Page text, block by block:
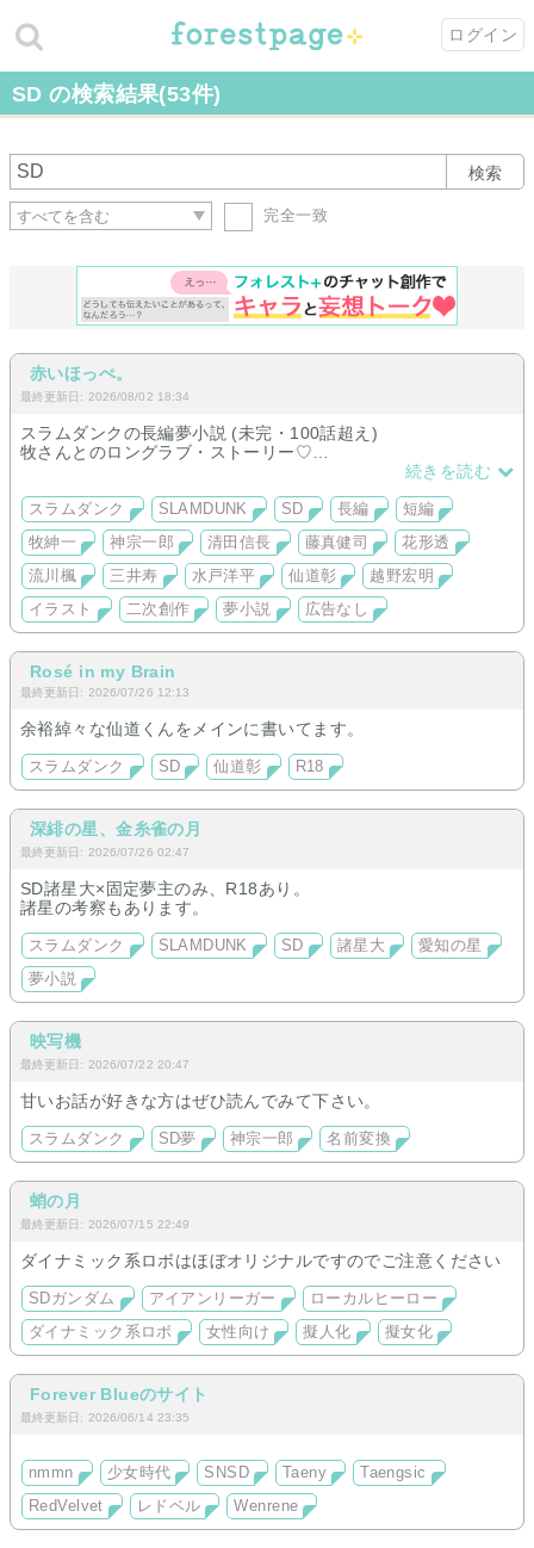
ログイン
SD の検索結果(53件)
検索
完全一致
赤いほっぺ。
最終更新日: 2026/08/02 18:34
スラムダンクの長編夢小説 (未完・100話超え)
牧さんとのロングラブ・ストーリー♡
水戸を取り扱っています。
ぜひ遊びにきてください♪
続きを読む
スラムダンク SLAMDUNK SD 長編
短編
牧紳一
神宗一郎 清田信長 藤真健司
花形透
流川楓
三井寿 水戸洋平 仙道彰
越野宏明
イラスト
二次創作 夢小説 広告なし
Rosé in my Brain
最終更新日: 2026/07/26 12:13
余裕綽々な仙道くんをメインに書いてます。
スラムダンク SD 仙道彰 R18
深緋の星、金糸雀の月
最終更新日: 2026/07/26 02:47
SD諸星大×固定夢主のみ、R18あり。
諸星の考察もあります。
スラムダンク SLAMDUNK SD 諸星大
愛知の星
夢小説
映写機
最終更新日: 2026/07/22 20:47
甘いお話が好きな方はぜひ読んでみて下さい。
スラムダンク SD夢 神宗一郎 名前変換
蛸の月
最終更新日: 2026/07/15 22:49
ダイナミック系ロボはほぼオリジナルですのでご注意ください
SDガンダム アイアンリーガー
ローカルヒーロー
ダイナミック系ロボ
女性向け 擬人化 擬女化
Forever Blueのサイト
最終更新日: 2026/06/14 23:35
nmmn 少女時代 SNSD Taeny
Taengsic
RedVelvet
レドベル Wenrene